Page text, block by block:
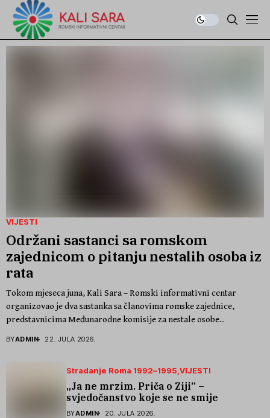
VIJESTI
Održani sastanci sa romskom
zajednicom o pitanju nestalih osoba iz
rata
Tokom mjeseca juna, Kali Sara – Romski informativni centar
organizovao je dva sastanka sa članovima romske zajednice,
predstavnicima Međunarodne komisije za nestale osobe...
BYADMIN 22. JULA 2026.
Stradanje Roma 1992–1995 VIJESTI
„Ja ne mrzim. Priča o Ziji“ –
svjedočanstvo koje se ne smije
zaboraviti
BYADMIN 20. JULA 2026.